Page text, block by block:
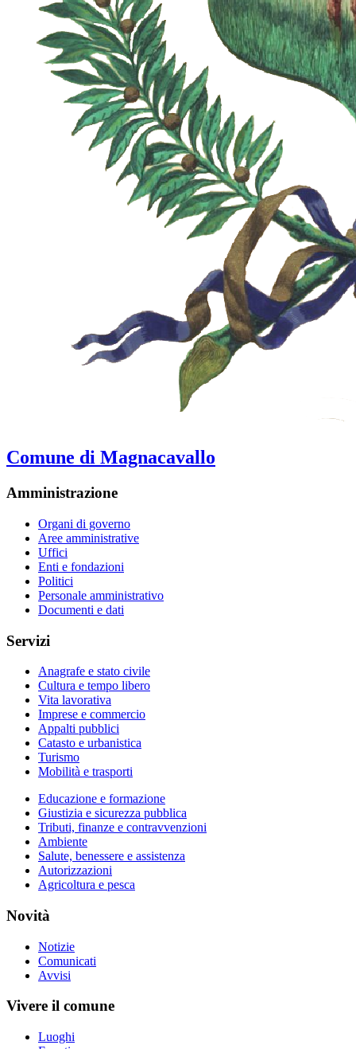
Comune di Magnacavallo
Amministrazione
Organi di governo
Aree amministrative
Uffici
Enti e fondazioni
Politici
Personale amministrativo
Documenti e dati
Servizi
Anagrafe e stato civile
Cultura e tempo libero
Vita lavorativa
Imprese e commercio
Appalti pubblici
Catasto e urbanistica
Turismo
Mobilità e trasporti
Educazione e formazione
Giustizia e sicurezza pubblica
Tributi, finanze e contravvenzioni
Ambiente
Salute, benessere e assistenza
Autorizzazioni
Agricoltura e pesca
Novità
Notizie
Comunicati
Avvisi
Vivere il comune
Luoghi